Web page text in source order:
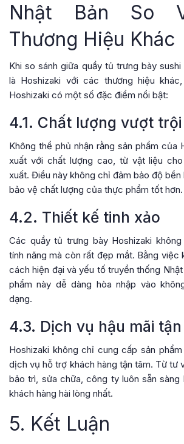
Nhật Bản So
Thương Hiệu Khác
Khi so sánh giữa quầy tủ trưng bày
là Hoshizaki với các thương hiệu
Hoshizaki có một số đặc điểm nổi bật:
4.1. Chất lượng vượt trội
Không thể phủ nhận rằng sản phẩm của
xuất với chất lượng cao, từ vật liệu
xuất. Điều này không chỉ đảm bảo độ bền
bảo vệ chất lượng của thực phẩm tốt hơn.
4.2. Thiết kế tinh xảo
Các quầy tủ trưng bày Hoshizaki
tính năng mà còn rất đẹp mắt. Bằng việc
cách hiện đại và yếu tố truyền thống
phẩm này dễ dàng hòa nhập vào
dạng.
4.3. Dịch vụ hậu mãi
Hoshizaki không chỉ cung cấp sản
dịch vụ hỗ trợ khách hàng tận tâm. Từ tư
bảo trì, sửa chữa, công ty luôn sẵn
khách hàng hài lòng nhất.
5. Kết Luận